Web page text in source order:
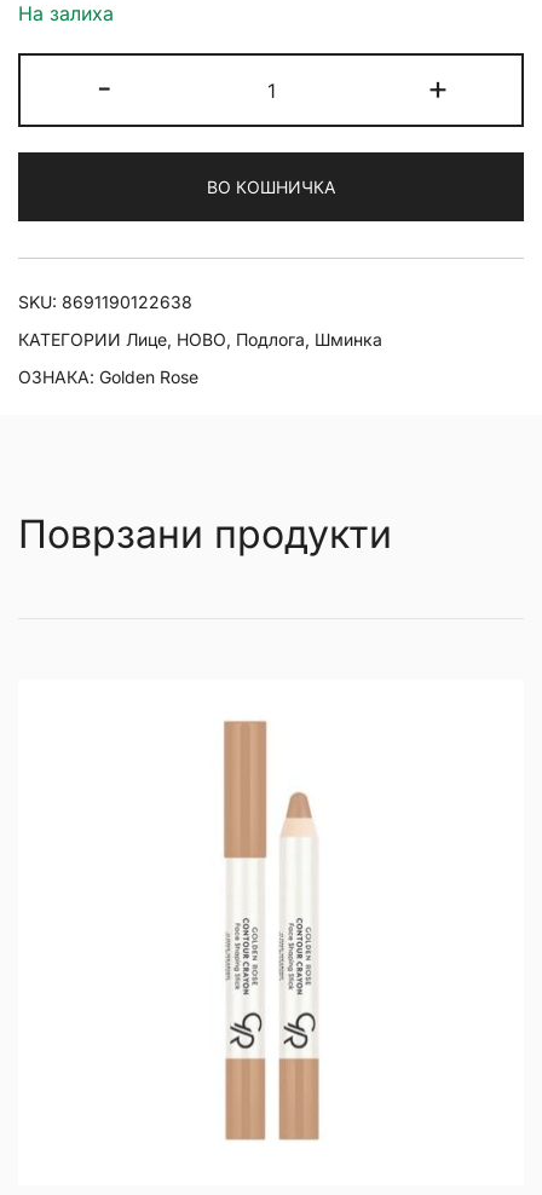
На залиха
-
Rose
Liquid
Illuminator
Tinted
Prime
количина
+
ВО КОШНИЧКА
SKU: 8691190122638
КАТЕГОРИИ Лице, НОВО, Подлога, Шминка
ОЗНАКА: Golden Rose
Поврзани продукти